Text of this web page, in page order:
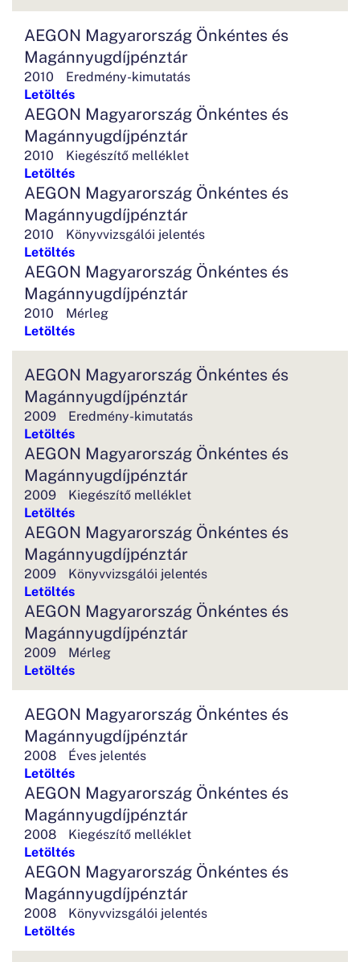
AEGON Magyarország Önkéntes és
Magánnyugdíjpénztár
2010
Eredmény-kimutatás
Letöltés
AEGON Magyarország Önkéntes és
Magánnyugdíjpénztár
2010
Kiegészítő melléklet
Letöltés
AEGON Magyarország Önkéntes és
Magánnyugdíjpénztár
2010
Könyvvizsgálói jelentés
Letöltés
AEGON Magyarország Önkéntes és
Magánnyugdíjpénztár
2010
Mérleg
Letöltés
AEGON Magyarország Önkéntes és
Magánnyugdíjpénztár
2009
Eredmény-kimutatás
Letöltés
AEGON Magyarország Önkéntes és
Magánnyugdíjpénztár
2009
Kiegészítő melléklet
Letöltés
AEGON Magyarország Önkéntes és
Magánnyugdíjpénztár
2009
Könyvvizsgálói jelentés
Letöltés
AEGON Magyarország Önkéntes és
Magánnyugdíjpénztár
2009
Mérleg
Letöltés
AEGON Magyarország Önkéntes és
Magánnyugdíjpénztár
2008
Éves jelentés
Letöltés
AEGON Magyarország Önkéntes és
Magánnyugdíjpénztár
2008
Kiegészítő melléklet
Letöltés
AEGON Magyarország Önkéntes és
Magánnyugdíjpénztár
2008
Könyvvizsgálói jelentés
Letöltés